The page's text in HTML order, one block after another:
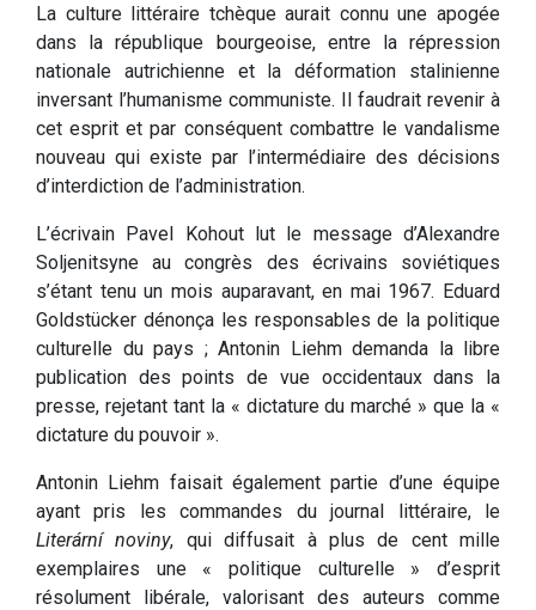
La culture littéraire tchèque aurait connu une apogée
dans la république bourgeoise, entre la répression
nationale autrichienne et la déformation stalinienne
inversant l’humanisme communiste. Il faudrait revenir à
cet esprit et par conséquent combattre le vandalisme
nouveau qui existe par l’intermédiaire des décisions
d’interdiction de l’administration.
L’écrivain Pavel Kohout lut le message d’Alexandre
Soljenitsyne au congrès des écrivains soviétiques
s’étant tenu un mois auparavant, en mai 1967. Eduard
Goldstücker dénonça les responsables de la politique
culturelle du pays ; Antonin Liehm demanda la libre
publication des points de vue occidentaux dans la
presse, rejetant tant la « dictature du marché » que la «
dictature du pouvoir ».
Antonin Liehm faisait également partie d’une équipe
ayant pris les commandes du journal littéraire, le
Literární noviny, qui diffusait à plus de cent mille
exemplaires une « politique culturelle » d’esprit
résolument libérale, valorisant des auteurs comme